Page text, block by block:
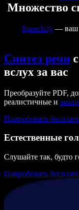
Множество
Speechify— ваш
Синтез речи
вслух за вас
Преобразуйте PDF,
реалистичные и
Попробовать
Естественные
Слушайте так, будто
Попробовать